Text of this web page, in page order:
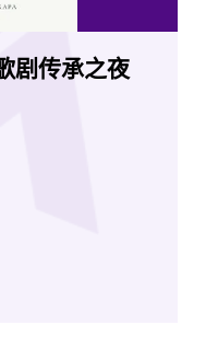
剧传承之夜